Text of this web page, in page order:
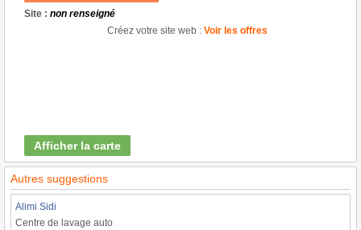
Site : non renseigné
Créez votre site web : Voir les offres
Afficher la carte
Autres suggestions
Alimi Sidi
Centre de lavage auto